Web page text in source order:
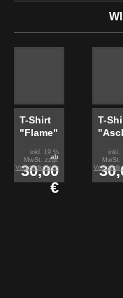
T-Shirt
"Flame"
ab
30,00
€
inkl. 19 %
MwSt. zzgl.
Versandkosten
T-
inkl.
MwSt.